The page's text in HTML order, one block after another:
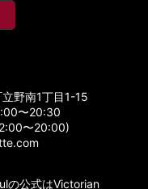
野南1丁目1-15
〜20:30
〜20:00)
の公式はVictorian